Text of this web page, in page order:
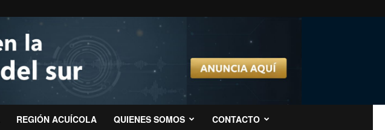
REGIÓN ACUÍCOLA QUIENES SOMOS CONTACTO